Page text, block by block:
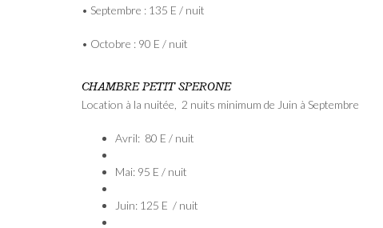
• Septembre : 135 E / nuit
• Octobre : 90 E / nuit
CHAMBRE PETIT SPERONE
Location à la nuitée, 2 nuits minimum de Juin à Septembre
Avril: 80 E / nuit
Mai: 95 E / nuit
Juin: 125 E / nuit